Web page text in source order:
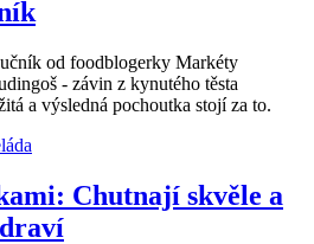
od foodblogerky Markéty
- závin z kynutého těsta
a výsledná pochoutka stojí za to.
Chutnají skvěle a